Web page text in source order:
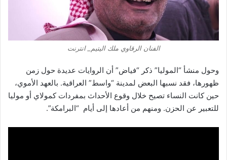
الفنان الرقاوي ملك اليتيم_ انترنت
وحول منشأ “الموليا” ذكر “فياض” أن الروايات عديدة حول زمن
ظهورها، فقد نسبها البعض لمدينة “واسط” العراقية. بالعهد الأموي،
حين كانت النساء تصيح خلال وقوع الأحداث بمفردات كمولاي أو موليا
للتعبير عن الحزن. ومنهم من أعادها إلى أيام “البرامكة”.